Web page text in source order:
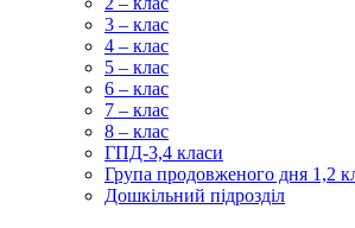
3 – клас
4 – клас
5 – клас
6 – клас
7 – клас
8 – клас
ГПД-3,4 класи
Група продовженого дня 1,2
Дошкільний підрозділ